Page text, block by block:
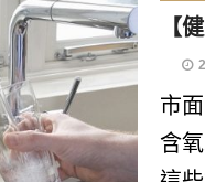
【
市
含